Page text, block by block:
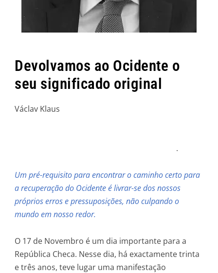
Devolvamos ao Ocidente o
seu significado original
Václav Klaus
.
Um pré-requisito para encontrar o caminho certo para
a recuperação do Ocidente é livrar-se dos nossos
próprios erros e pressuposições, não culpando o
mundo em nosso redor.
O 17 de Novembro é um dia importante para a
República Checa. Nesse dia, há exactamente trinta
e três anos, teve lugar uma manifestação